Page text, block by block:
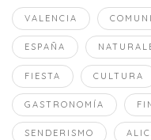
VALENCIA
ESPAÑA
FIESTA CULTURA
GASTRONOMÍA
SENDERISMO